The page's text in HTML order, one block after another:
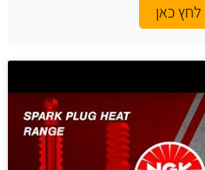
לחץ כאן